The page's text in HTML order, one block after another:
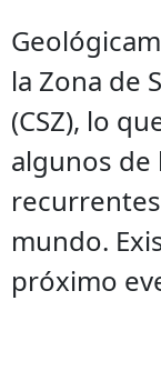
la Zona de
(CSZ), lo
algunos
mundo.
próximo